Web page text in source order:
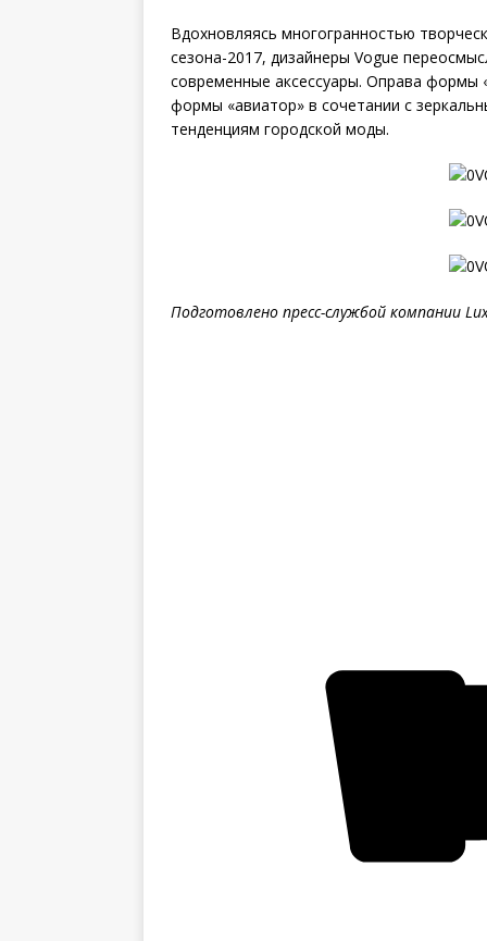
Вдохновляясь многогранностью
сезона-2017, дизайнеры Vogue
современные аксессуары. Оправа формы
формы «авиатор» в сочетании с
тенденциям городской моды.
Подготовлено пресс-службой компании